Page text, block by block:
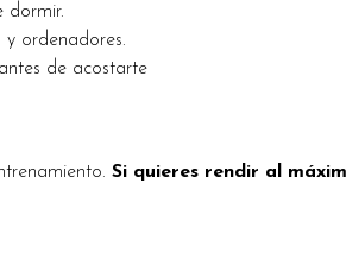
dormir.
ordenadores.
de acostarte
Si quieres rendir al